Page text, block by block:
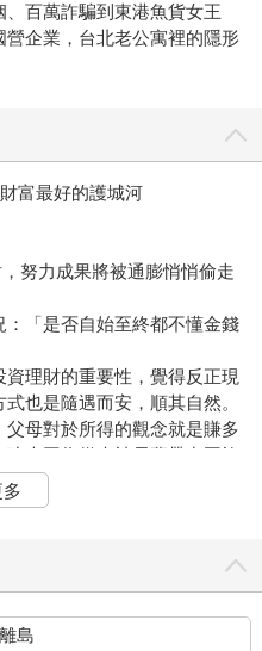
百萬詐騙到東港魚貨女王
企業，台北老公寓裡的隱形
富最好的護城河
努力成果將被通膨悄悄偷走
「是否自始至終都不懂金錢
理財的重要性，覺得反正現
也是隨遇而安，順其自然。
母對於所得的觀念就是賺多
也因為從未被長輩帶出國旅
。
給予很好的評價，認為這樣就
吃飽過日子就很好了。
者跨縣市找工作的過程，很
島